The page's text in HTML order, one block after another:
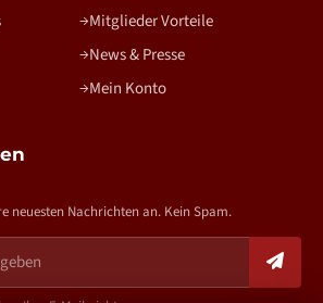
Mitglieder Vorteile
News & Presse
Mein Konto
neuesten Nachrichten an. Kein Spam.